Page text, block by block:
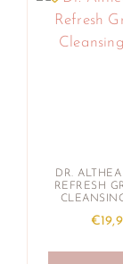
DR.
REFRESH
€